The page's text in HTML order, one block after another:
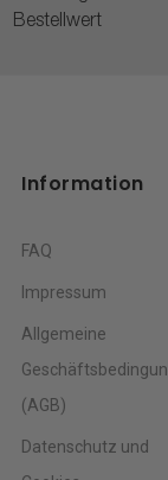
Bestellwert
Information
FAQ
Impressum
Allgemeine
(AGB)
Datenschutz und